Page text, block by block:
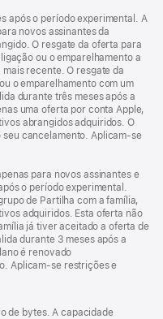
após o período experimental. A
novos assinantes da
O resgate da oferta para
ou o emparelhamento a
mais recente. O resgate da
o emparelhamento com um
durante três meses após a
uma oferta por conta Apple,
abrangidos adquiridos. O
cancelamento. Aplicam-se
para novos assinantes e
o período experimental.
de Partilha com a família,
adquiridos. Esta oferta não
já tiver aceitado a oferta de
durante 3 meses após a
é renovado
Aplicam‑se restrições e
de bytes. A capacidade